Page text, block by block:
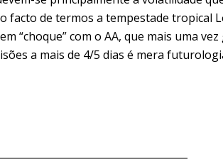
facto de termos a tempestade tropical
“choque” com o AA, que mais uma
a mais de 4/5 dias é mera